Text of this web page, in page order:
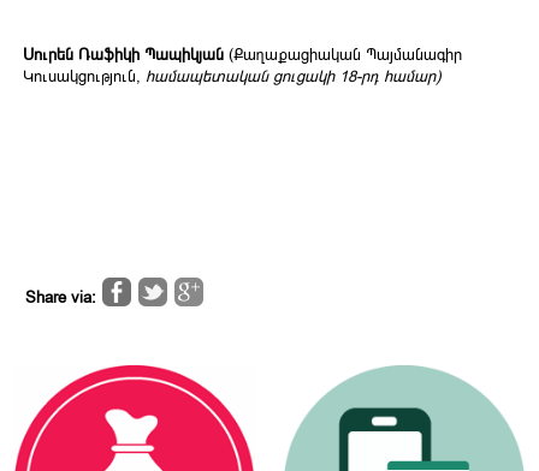
Սուրեն Ռաֆիկի Պապիկյան (Քաղաքացիական Պայմանագիր
Կուսակցություն, համապետական ցուցակի 18-րդ համար)
Share via: